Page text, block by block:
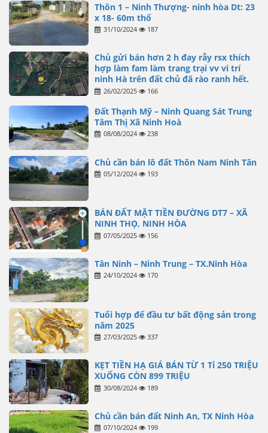
Thôn 1 – Ninh Thượng- ninh hòa Dt: 23
x 18- 60m thổ
31/10/2024 187
Chủ gửi bán hơn 2 h đay rẫy rsx thích
hợp làm fam làm trang trại vv vi trí
ninh Hà trên đất chủ đã rào ranh hết.
26/02/2025 166
Đất Thạnh Mỹ – Ninh Quang Sát Trung
Tâm Thị Xã Ninh Hoà
08/08/2024 238
Chủ cần bán lô đất Thôn Nam Ninh Tân
05/12/2024 193
BÁN ĐẤT MẶT TIỀN ĐƯỜNG DT7 – XÃ
NINH THỌ, NINH HÒA
07/05/2025 156
Tân Ninh – Ninh Trung – TX.Ninh Hòa
24/10/2024 170
Tuổi hợp để đầu tư bất động sản trong
năm 2025
27/03/2025 337
KẸT TIỀN HẠ GIÁ BÁN TỪ 1 Tỉ 250 TRIỆU
XUỐNG CÒN 899 TRIỆU
30/08/2024 189
Chủ cần bán đất Ninh An, TX Ninh Hòa
07/10/2024 199